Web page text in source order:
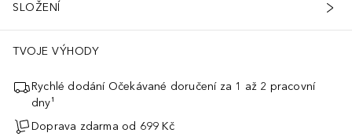
SLOŽENÍ
TVOJE VÝHODY
Rychlé dodání Očekávané doručení za 1 až 2 pracovní
dny¹
Doprava zdarma od 699 Kč